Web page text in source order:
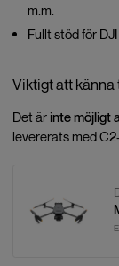
m.m.
Fullt stöd för
Viktigt att känna
Det är inte möjligt
levererats med